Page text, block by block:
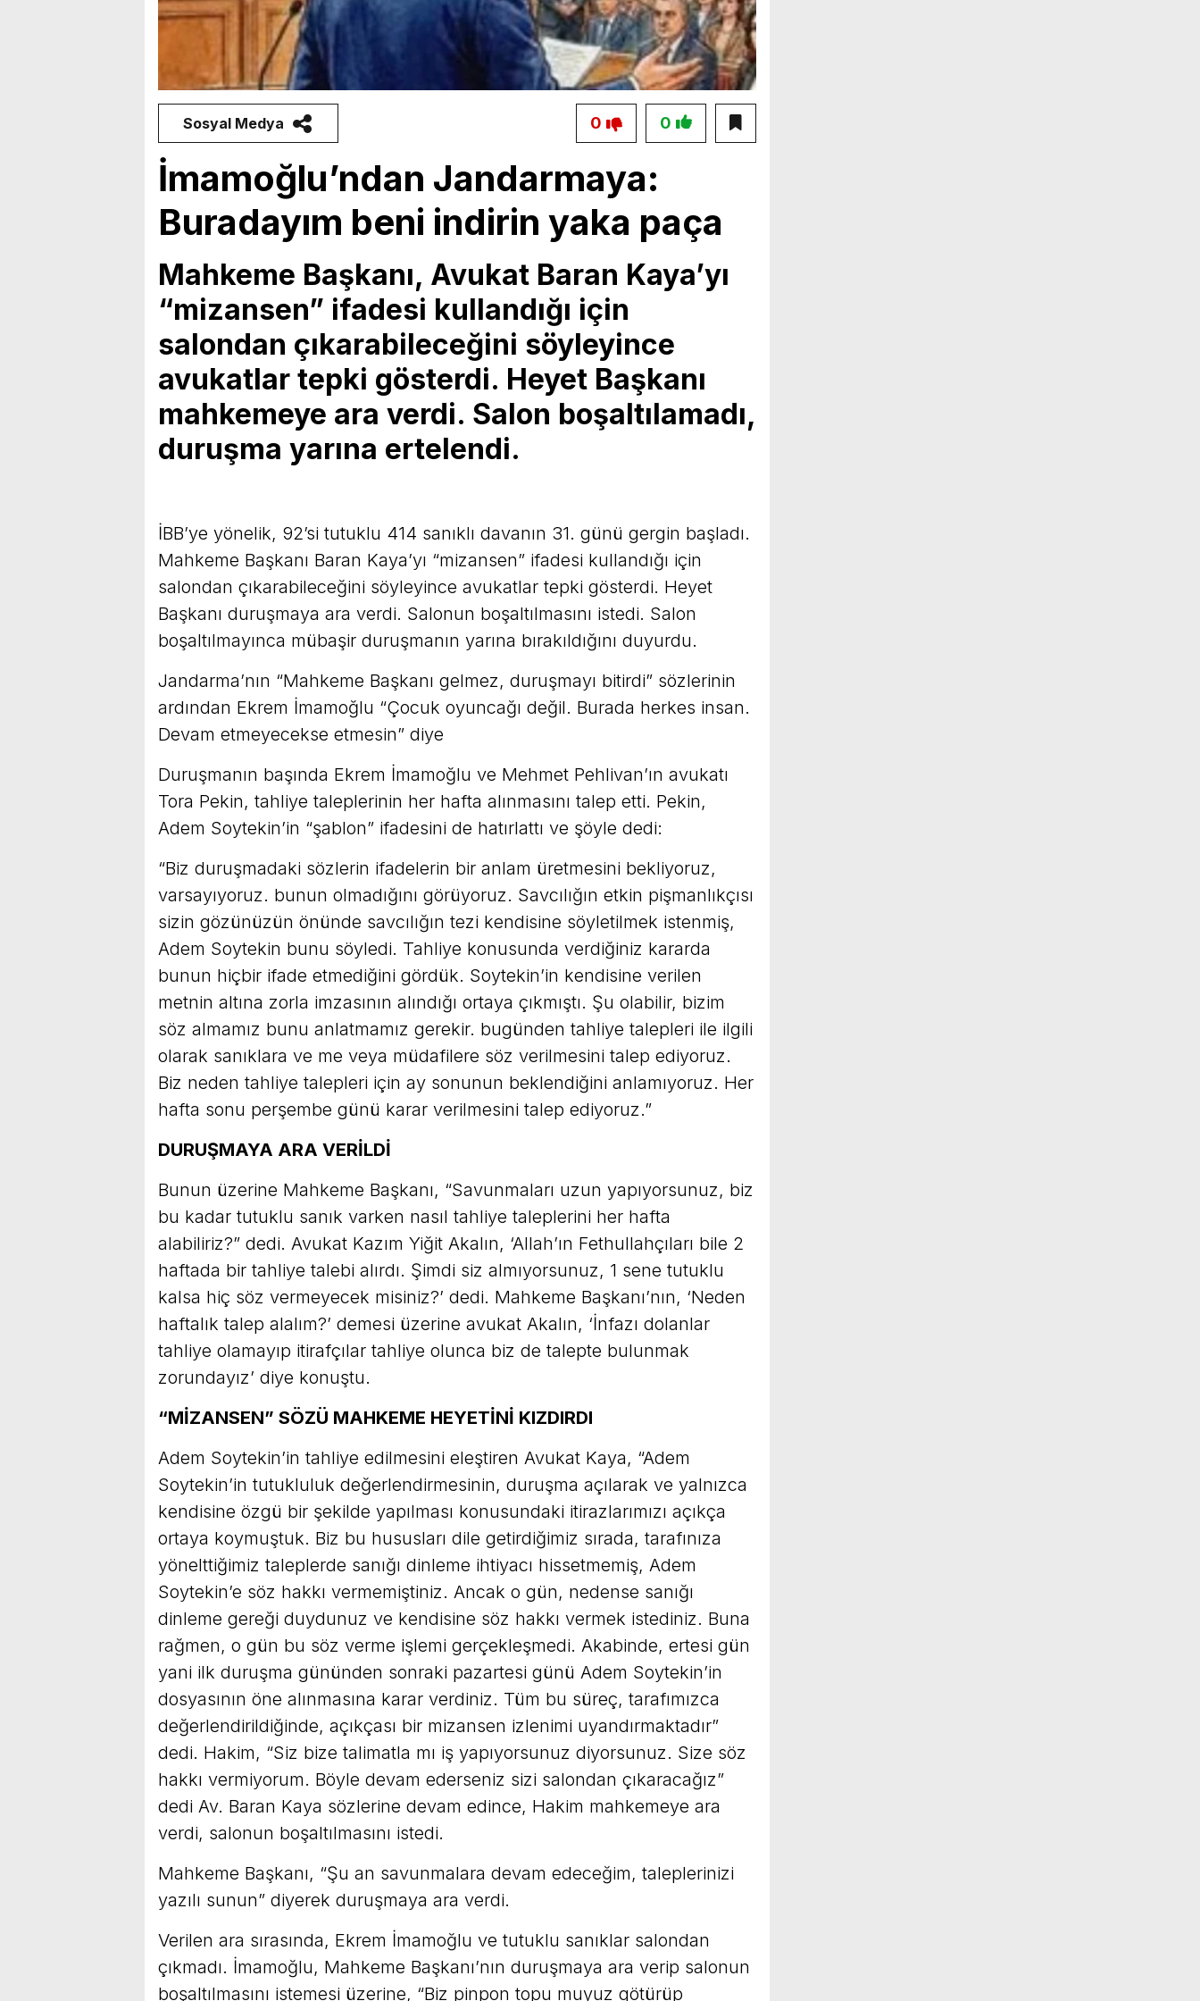
Sosyal Medya 0
0
İmamoğlu’ndan Jandarmaya:
Buradayım beni indirin yaka paça
Mahkeme Başkanı, Avukat Baran Kaya’yı
“mizansen” ifadesi kullandığı için
salondan çıkarabileceğini söyleyince
avukatlar tepki gösterdi. Heyet Başkanı
mahkemeye ara verdi. Salon boşaltılamadı,
duruşma yarına ertelendi.
İBB’ye yönelik, 92’si tutuklu 414 sanıklı davanın 31. günü gergin başladı.
Mahkeme Başkanı Baran Kaya’yı “mizansen” ifadesi kullandığı için
salondan çıkarabileceğini söyleyince avukatlar tepki gösterdi. Heyet
Başkanı duruşmaya ara verdi. Salonun boşaltılmasını istedi. Salon
boşaltılmayınca mübaşir duruşmanın yarına bırakıldığını duyurdu.
Jandarma’nın “Mahkeme Başkanı gelmez, duruşmayı bitirdi” sözlerinin
ardından Ekrem İmamoğlu “Çocuk oyuncağı değil. Burada herkes insan.
Devam etmeyecekse etmesin” diye
Duruşmanın başında Ekrem İmamoğlu ve Mehmet Pehlivan’ın avukatı
Tora Pekin, tahliye taleplerinin her hafta alınmasını talep etti. Pekin,
Adem Soytekin’in “şablon” ifadesini de hatırlattı ve şöyle dedi:
“Biz duruşmadaki sözlerin ifadelerin bir anlam üretmesini bekliyoruz,
varsayıyoruz. bunun olmadığını görüyoruz. Savcılığın etkin pişmanlıkçısı
sizin gözünüzün önünde savcılığın tezi kendisine söyletilmek istenmiş,
Adem Soytekin bunu söyledi. Tahliye konusunda verdiğiniz kararda
bunun hiçbir ifade etmediğini gördük. Soytekin’in kendisine verilen
metnin altına zorla imzasının alındığı ortaya çıkmıştı. Şu olabilir, bizim
söz almamız bunu anlatmamız gerekir. bugünden tahliye talepleri ile ilgili
olarak sanıklara ve me veya müdafilere söz verilmesini talep ediyoruz.
Biz neden tahliye talepleri için ay sonunun beklendiğini anlamıyoruz. Her
hafta sonu perşembe günü karar verilmesini talep ediyoruz.”
DURUŞMAYA ARA VERİLDİ
Bunun üzerine Mahkeme Başkanı, “Savunmaları uzun yapıyorsunuz, biz
bu kadar tutuklu sanık varken nasıl tahliye taleplerini her hafta
alabiliriz?” dedi. Avukat Kazım Yiğit Akalın, ‘Allah’ın Fethullahçıları bile 2
haftada bir tahliye talebi alırdı. Şimdi siz almıyorsunuz, 1 sene tutuklu
kalsa hiç söz vermeyecek misiniz?’ dedi. Mahkeme Başkanı’nın, ‘Neden
haftalık talep alalım?’ demesi üzerine avukat Akalın, ‘İnfazı dolanlar
tahliye olamayıp itirafçılar tahliye olunca biz de talepte bulunmak
zorundayız’ diye konuştu.
“MİZANSEN” SÖZÜ MAHKEME HEYETİNİ KIZDIRDI
Adem Soytekin’in tahliye edilmesini eleştiren Avukat Kaya, “Adem
Soytekin’in tutukluluk değerlendirmesinin, duruşma açılarak ve yalnızca
kendisine özgü bir şekilde yapılması konusundaki itirazlarımızı açıkça
ortaya koymuştuk. Biz bu hususları dile getirdiğimiz sırada, tarafınıza
yönelttiğimiz taleplerde sanığı dinleme ihtiyacı hissetmemiş, Adem
Soytekin’e söz hakkı vermemiştiniz. Ancak o gün, nedense sanığı
dinleme gereği duydunuz ve kendisine söz hakkı vermek istediniz. Buna
rağmen, o gün bu söz verme işlemi gerçekleşmedi. Akabinde, ertesi gün
yani ilk duruşma gününden sonraki pazartesi günü Adem Soytekin’in
dosyasının öne alınmasına karar verdiniz. Tüm bu süreç, tarafımızca
değerlendirildiğinde, açıkçası bir mizansen izlenimi uyandırmaktadır”
dedi. Hakim, “Siz bize talimatla mı iş yapıyorsunuz diyorsunuz. Size söz
hakkı vermiyorum. Böyle devam ederseniz sizi salondan çıkaracağız”
dedi Av. Baran Kaya sözlerine devam edince, Hakim mahkemeye ara
verdi, salonun boşaltılmasını istedi.
Mahkeme Başkanı, “Şu an savunmalara devam edeceğim, taleplerinizi
yazılı sunun” diyerek duruşmaya ara verdi.
Verilen ara sırasında, Ekrem İmamoğlu ve tutuklu sanıklar salondan
çıkmadı. İmamoğlu, Mahkeme Başkanı’nın duruşmaya ara verip salonun
boşaltılmasını istemesi üzerine, “Biz pinpon topu muyuz götürüp